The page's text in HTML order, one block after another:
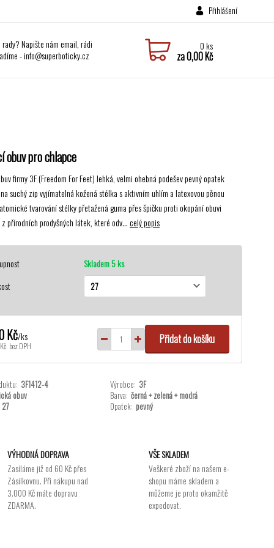
Přihlášení
Napište nám email, rádi
- info@superboticky.cz
0ks
za0,00 Kč
obuv pro chlapce
firmy 3F (Freedom For Feet) lehká, velmi ohebná podešev pevný opatek
suchý zip vyjímatelná kožená stélka s aktivním uhlím a latexovou pěnou
tvarování stélky přetažená guma přes špičku proti okopání obuvi
z přírodních prodyšných látek, které odv...celý popis
Skladem 5 ks
Kč/ks
bez DPH Přidat do košíku
3F1412-4 Výrobce: 3F
obuv Barva: černá + zelená + modrá
27 Opatek: pevný
VÝHODNÁ DOPRAVA
Zasíláme již od 60 Kč přes
Zásilkovnu. Při nákupu nad
3.000 Kč máte dopravu
ZDARMA.
VŠE SKLADEM
Veškeré zboží na našem e-
shopu máme skladem a
můžeme je proto okamžitě
expedovat.